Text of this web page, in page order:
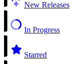
New Releases
In Progress
Starred